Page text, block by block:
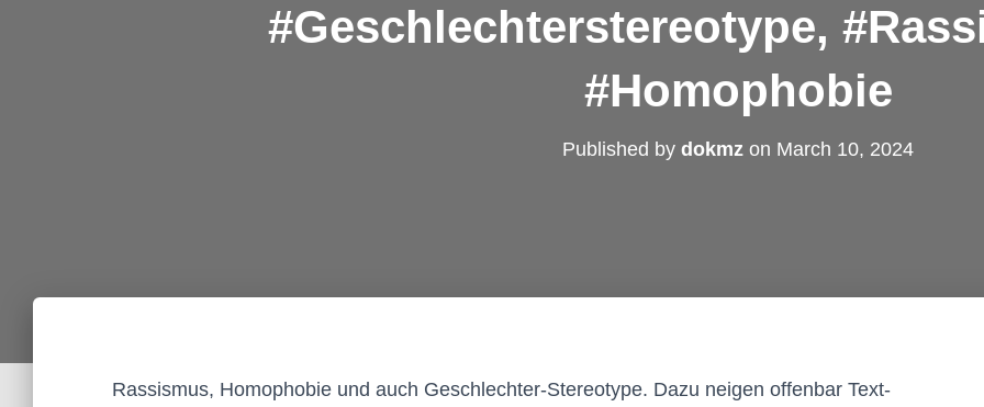
#Geschlechterstereotype,
#Homophobie
Published by dokmz on March 10, 2024
Rassismus, Homophobie und auch Geschlechter-Stereotype. Dazu neigen offenbar Text-